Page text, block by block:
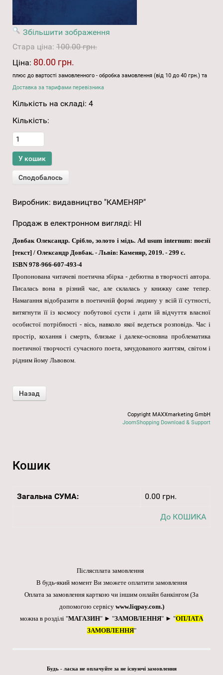
Збільшити зображення
Стара ціна: 100.00 грн.
Ціна: 80.00 грн.
плюс до вартості замовленного - обробка замовлення (від 10 до 40 грн.) та
Доставка за тарифами перевізника
Кількість на складі: 4
Кількість:
Виробник: видавництво "КАМЕНЯР"
Продаж в електронном вигляді: НІ
Довбак Олександр. Срібло, золото і мідь. Ad usum internum: поезії
[текст] / Олександр Довбак. - Львів: Каменяр, 2019. - 299 с.
ISBN 978-966-607-493-4
Пропонована читачеві поетична збірка - дебютна в творчості автора.
Писалась вона в різний час, але склалась у книжку саме тепер.
Намагання відобразити в поетичній формі людину у всій її сутності,
витягнути її із космосу побутової суєти і дати їй відчуття власної
особистої потрібності - вісь, навколо якої ведеться розповідь. Час і
простір, кохання і смерть, близьке і далеке-основна проблематика
поетичної творчості сучасного поета, зачудованого життям, світом і
рідним йому Львовом.
Copyright MAXXmarketing GmbH
JoomShopping Download & Support
Кошик
Загальна СУМА: 0.00 грн.
До КОШИКА
Післясплата замовлення
В будь-який момент Ви зможете оплатити замовлення
Оплата за замовлення карткою чи іншим онлайн банкінгом (За
допомогою сервісу www.liqpay.com.)
можна в розділі "МАГАЗИН" ► "ЗАМОВЛЕННЯ" ► "ОПЛАТА
ЗАМОВЛЕННЯ"
Будь - ласка не оплачуйте за не існуючі замовлення